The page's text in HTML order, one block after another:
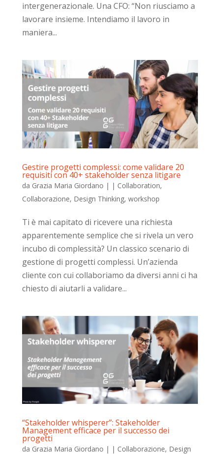
intergenerazionale. Una CFO: “Non riusciamo a
lavorare insieme. Intendiamo il lavoro in
maniera...
Gestire progetti complessi: come validare 20
requisiti con 40+ stakeholder senza litigare
da Grazia Maria Giordano | | Collaboration,
Collaborazione, Design Thinking, workshop
Ti è mai capitato di ricevere una richiesta
apparentemente semplice che si rivela un vero
incubo di complessità? Un classico scenario di
gestione di progetti complessi. Un’azienda
cliente con cui collaboriamo da diversi anni ci ha
chiesto di aiutarli a validare...
“Stakeholder whisperer”: Stakeholder
Management efficace per il successo dei
progetti
da Grazia Maria Giordano | | Collaborazione, Design